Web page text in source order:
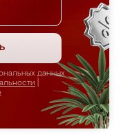
данных